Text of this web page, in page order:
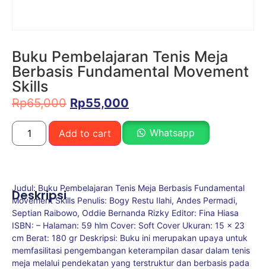
Buku Pembelajaran Tenis Meja
Berbasis Fundamental Movement
Skills
Rp65,000 Rp55,000
Add to cart Whatsapp
Deskripsi
Judul: Buku Pembelajaran Tenis Meja Berbasis Fundamental
Movement Skills Penulis: Bogy Restu Ilahi, Andes Permadi,
Septian Raibowo, Oddie Bernanda Rizky Editor: Fina Hiasa
ISBN: – Halaman: 59 hlm Cover: Soft Cover Ukuran: 15 x 23
cm Berat: 180 gr Deskripsi: Buku ini merupakan upaya untuk
memfasilitasi pengembangan keterampilan dasar dalam tenis
meja melalui pendekatan yang terstruktur dan berbasis pada